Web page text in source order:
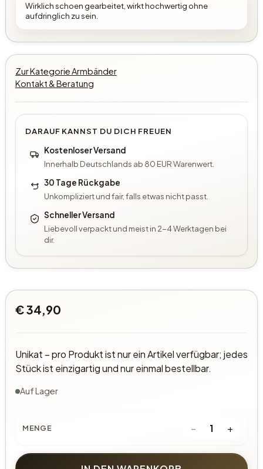
Wirklich schoen gearbeitet, wirkt hochwertig ohne
aufdringlich zu sein.
Zur Kategorie Armbänder
Kontakt & Beratung
DARAUF KANNST DU DICH FREUEN
Kostenloser Versand
Innerhalb Deutschlands ab 80 EUR Warenwert.
30 Tage Rückgabe
Unkompliziert und fair, falls etwas nicht passt.
Schneller Versand
Liebevoll verpackt und meist in 2-4 Werktagen bei
dir.
€ 34,90
Unikat – pro Produkt ist nur ein Artikel verfügbar; jedes
Stück ist einzigartig und nur einmal bestellbar.
Auf Lager
MENGE − 1 +